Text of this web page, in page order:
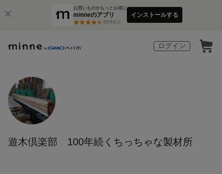
お買いものがもっとお得に
minneのアプリ
3万件以上
インストールする
ログイン
遊木倶楽部 100年続くちっちゃな製材所